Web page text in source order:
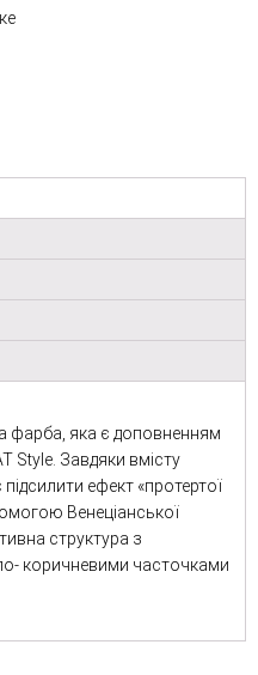
фарба, яка є доповненням
Style. Завдяки вмісту
ефект «протертої
Венеціанської
структура з
коричневими часточками